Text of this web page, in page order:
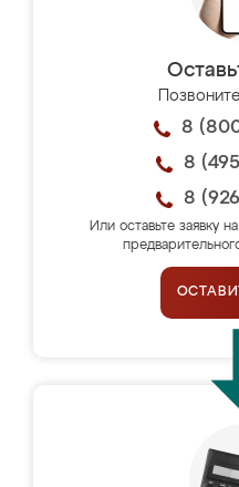
8
8
8
Или оставьте заявку